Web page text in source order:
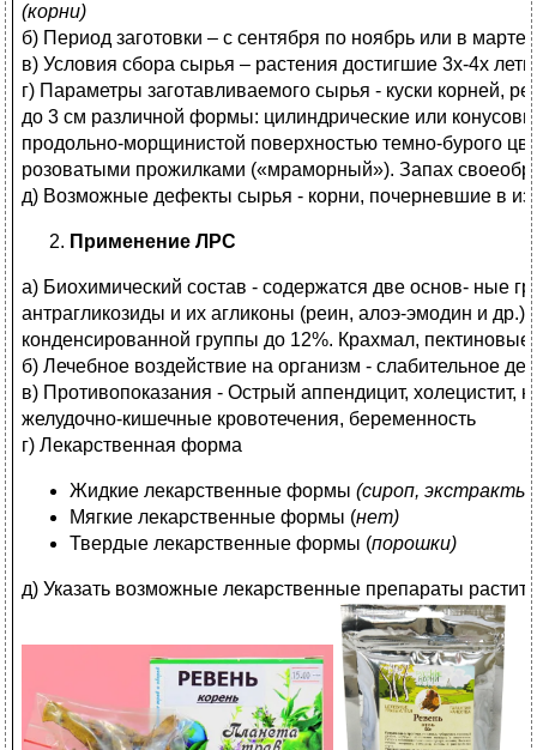
(корни)
б) Период заготовки – с сентября по ноябрь или в марте
в) Условия сбора сырья – растения достигшие 3х-4х
г) Параметры заготавливаемого сырья - куски корней,
до 3 см различной формы: цилиндрические или
продольно-морщинистой поверхностью темно-бурого
розоватыми прожилками («мраморный»). Запах
д) Возможные дефекты сырья - корни, почерневшие в
Применение ЛРС
а) Биохимический состав - содержатся две основ- ные
антрагликозиды и их агликоны (реин, алоэ-эмодин и
конденсированной группы до 12%. Крахмал,
б) Лечебное воздействие на организм - слабительное
в) Противопоказания - Острый аппендицит, холецистит,
желудочно-кишечные кровотечения, беременность
г) Лекарственная форма
Жидкие лекарственные формы (сироп, экстракты)
Мягкие лекарственные формы (нет)
Твердые лекарственные формы (порошки)
д) Указать возможные лекарственные препараты